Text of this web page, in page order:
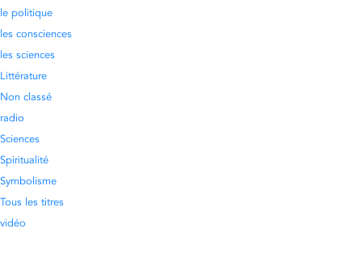
le politique
les consciences
les sciences
Littérature
Non classé
radio
Sciences
Spiritualité
Symbolisme
Tous les titres
vidéo